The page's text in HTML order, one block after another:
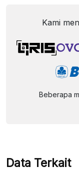
Kami
Beberapa
Data Terkait